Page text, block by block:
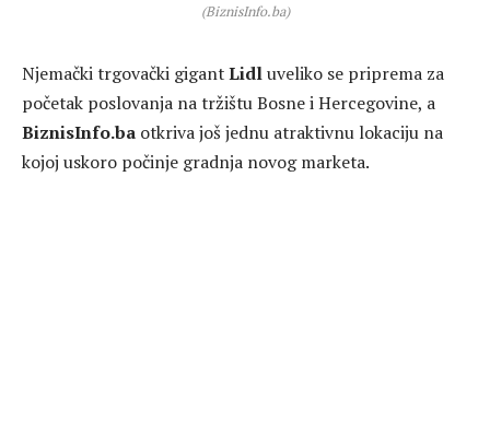
(BiznisInfo.ba)
Njemački trgovački gigantLidluveliko se priprema za
početak poslovanja na tržištu Bosne i Hercegovine, a
BiznisInfo.ba otkriva još jednu atraktivnu lokaciju na
kojoj uskoro počinje gradnja novog marketa.